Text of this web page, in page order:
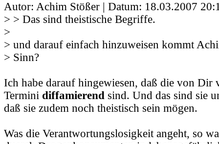
Autor: Achim Stößer | Datum: 18.03.2007
> > Das sind theistische Begriffe.
>
> und darauf einfach hinzuweisen kommt
> Sinn?
Ich habe darauf hingewiesen, daß die von Dir
Termini diffamierend sind. Und das sind sie
daß sie zudem noch theistisch sein mögen.
Was die Verantwortungslosigkeit angeht, so